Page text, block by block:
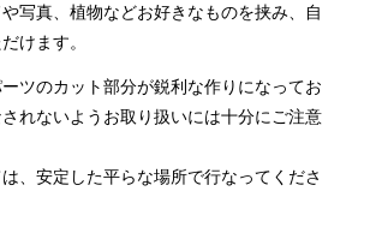
写真、植物などお好きなものを挟み、自
けます。
ツのカット部分が鋭利な作りになってお
れないようお取り扱いには十分にご注意
、安定した平らな場所で行なってくださ